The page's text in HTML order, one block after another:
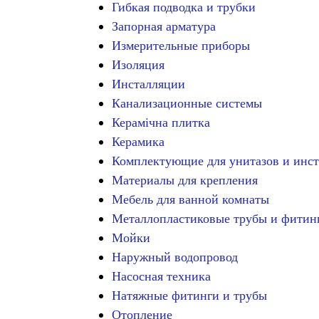
Гибкая подводка и трубки
Запорная арматура
Измерительные приборы
Изоляция
Инсталляции
Канализационные системы
Керамічна плитка
Керамика
Комплектующие для унитазов и
Материалы для крепления
Мебель для ванной комнаты
Металлопластиковые трубы и
Мойки
Наружный водопровод
Насосная техника
Натяжные фитинги и трубы
Отопление